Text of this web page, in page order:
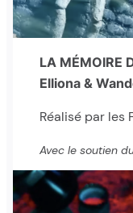
LA MÉMOIRE
Elliona &
Réalisé par les
Avec le soutien